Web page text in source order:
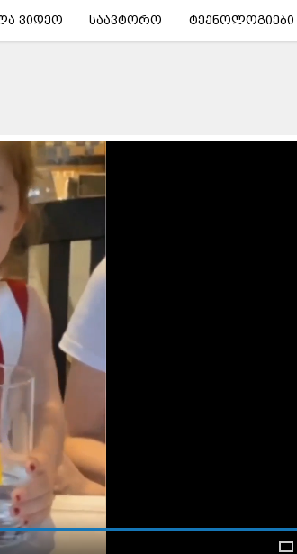
ვიდეო საავტორო ტექნოლოგიები
ვიდეო:
ორი ქალიშვილი - ალისა და ჟასმინი -
შესახებ ვრცელ სტატიას ავრცელებს